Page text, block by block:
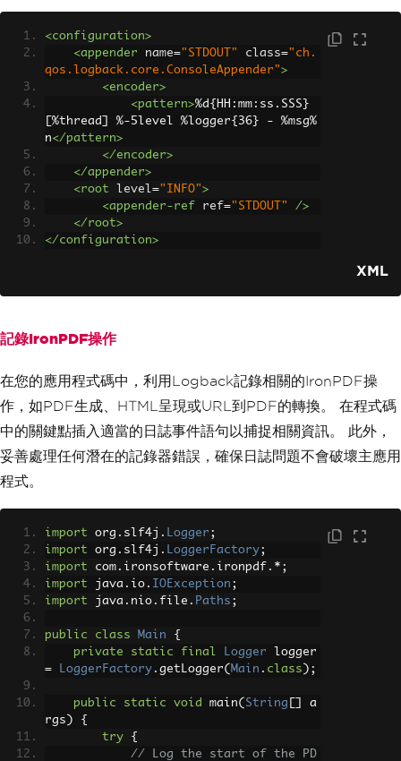
<configuration>
<appender
name="STDOUT" class="ch.
qos.logback.core.ConsoleAppender">
<encoder>
<pattern>%d{HH:mm:ss.SSS}
[%thread] %-5level %logger{36} - %msg%
n</pattern>
</encoder>
</appender>
<root
level="INFO">
<appender-ref
ref="STDOUT"
/>
</root>
</configuration>
XML
記錄IronPDF操作
在您的應用程式碼中，利用Logback記錄相關的IronPDF操
作，如PDF生成、HTML呈現或URL到PDF的轉換。 在程式碼
中的關鍵點插入適當的日誌事件語句以捕捉相關資訊。 此外，
妥善處理任何潛在的記錄器錯誤，確保日誌問題不會破壞主應用
程式。
import org . slf4j . Logger ;
import org . slf4j . LoggerFactory;
import com . ironsoftware . ironpdf .*;
import java . io . IOException ;
import java . nio . file . Paths ;
public class Main
{
private
static final Logger
=
LoggerFactory . getLogger( Main . class );
public static void main( String
a
rgs )
{
try
{
// Log the start of the PD